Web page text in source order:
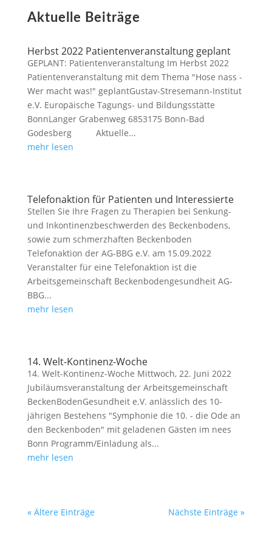
Aktuelle Beiträge
Herbst 2022 Patientenveranstaltung geplant
GEPLANT: Patientenveranstaltung Im Herbst 2022
Patientenveranstaltung mit dem Thema "Hose nass -
Wer macht was!" geplantGustav-Stresemann-Institut
e.V. Europäische Tagungs- und Bildungsstätte
BonnLanger Grabenweg 6853175 Bonn-Bad
Godesberg Aktuelle...
mehr lesen
Telefonaktion für Patienten und Interessierte
Stellen Sie Ihre Fragen zu Therapien bei Senkung-
und Inkontinenzbeschwerden des Beckenbodens,
sowie zum schmerzhaften Beckenboden
Telefonaktion der AG-BBG e.V. am 15.09.2022
Veranstalter für eine Telefonaktion ist die
Arbeitsgemeinschaft Beckenbodengesundheit AG-
BBG...
mehr lesen
14. Welt-Kontinenz-Woche
14. Welt-Kontinenz-Woche Mittwoch, 22. Juni 2022
Jubiläumsveranstaltung der Arbeitsgemeinschaft
BeckenBodenGesundheit e.V. anlässlich des 10-
jährigen Bestehens "Symphonie die 10. - die Ode an
den Beckenboden" mit geladenen Gästen im nees
Bonn Programm/Einladung als...
mehr lesen
« Ältere Einträge Nächste Einträge »